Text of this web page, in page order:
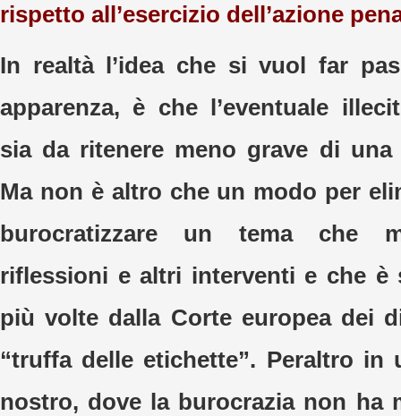
rispetto all’esercizio dell’azione
In realtà l’idea che si vuol far
apparenza, è che l’eventuale
sia da ritenere meno grave di una
Ma non è altro che un modo per
burocratizzare un tema che
riflessioni e altri interventi e che è
più volte dalla Corte europea dei
“truffa delle etichette”. Peraltro in
nostro, dove la burocrazia non ha